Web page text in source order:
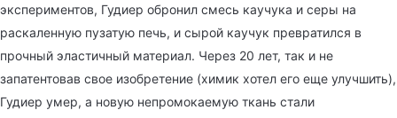
экспериментов, Гудиер обронил смесь каучука и серы на
раскаленную пузатую печь, и сырой каучук превратился в
прочный эластичный материал. Через 20 лет, так и не
запатентовав свое изобретение (химик хотел его еще улучшить),
Гудиер умер, а новую непромокаемую ткань стали